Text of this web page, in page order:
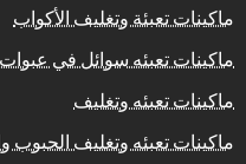
ماكينات تعبئة وتغليف الأكواب
ماكينات تعبئه سوائل في
ماكينات تعبئه وتغليف
ماكينات تعبئه وتغليف الحبوب